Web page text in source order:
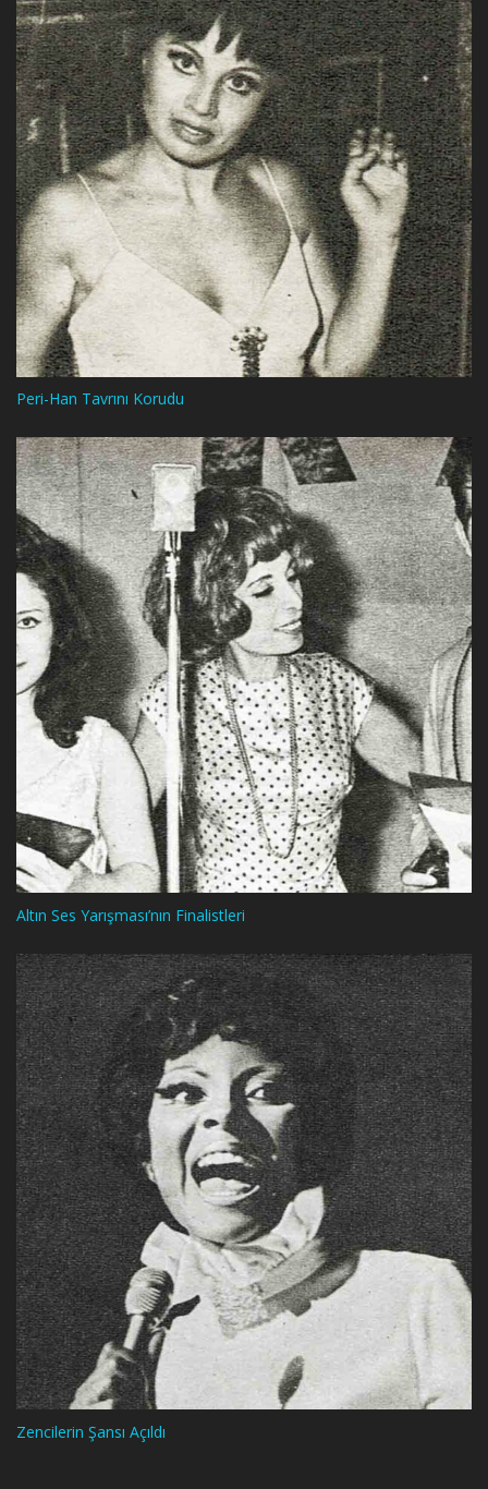
Peri-Han Tavrını Korudu
Altın Ses Yarışması’nın Finalistleri
Zencilerin Şansı Açıldı